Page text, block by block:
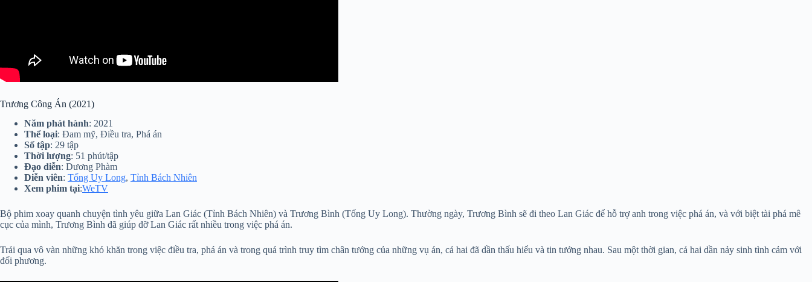
Trương Công Án (2021)
Năm phát hành: 2021
Thể loại: Đam mỹ, Điều tra, Phá án
Số tập: 29 tập
Thời lượng: 51 phút/tập
Đạo diễn: Dương Phàm
Diễn viên: Tống Uy Long, Tỉnh Bách Nhiên
Xem phim tại:WeTV
Bộ phim xoay quanh chuyện tình yêu giữa Lan Giác (Tỉnh Bách Nhiên) và Trương Bình (Tống Uy Long). Thường ngày, Trương Bình sẽ đi theo Lan Giác để hỗ trợ anh trong việc phá án, và với biệt tài phá mê
cục của mình, Trương Bình đã giúp đỡ Lan Giác rất nhiều trong việc phá án.
Trải qua vô vàn những khó khăn trong việc điều tra, phá án và trong quá trình truy tìm chân tướng của những vụ án, cả hai đã dần thấu hiểu và tin tưởng nhau. Sau một thời gian, cả hai dần nảy sinh tình cảm với
đối phương.